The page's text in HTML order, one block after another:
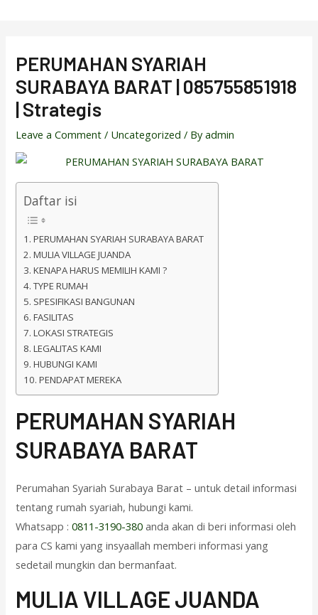
PERUMAHAN SYARIAH
SURABAYA BARAT | 085755851918
| Strategis
Leave a Comment / Uncategorized / Byadmin
Daftar isi
PERUMAHAN SYARIAH SURABAYA BARAT
MULIA VILLAGE JUANDA
KENAPA HARUS MEMILIH KAMI ?
TYPE RUMAH
SPESIFIKASI BANGUNAN
FASILITAS
LOKASI STRATEGIS
LEGALITAS KAMI
HUBUNGI KAMI
PENDAPAT MEREKA
PERUMAHAN SYARIAH
SURABAYA BARAT
Perumahan Syariah Surabaya Barat – untuk detail informasi
tentang rumah syariah, hubungi kami.
Whatsapp :0811-3190-380 anda akan di beri informasi oleh
para CS kami yang insyaallah memberi informasi yang
sedetail mungkin dan bermanfaat.
MULIA VILLAGE JUANDA